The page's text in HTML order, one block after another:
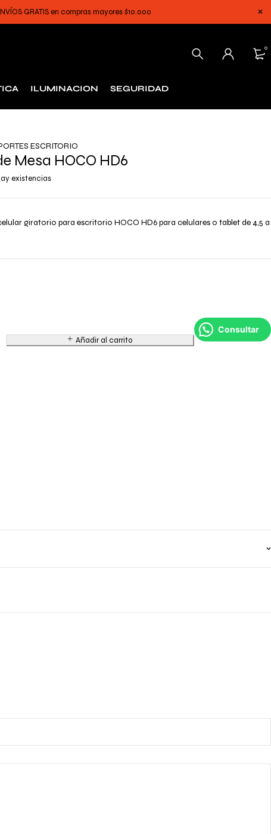
GRATIS en compras mayores $10.000
0
ILUMINACION SEGURIDAD
ESCRITORIO
Mesa HOCO HD6
existencias
giratorio para escritorio HOCO HD6 para celulares o tablet de 4,5 a
Añadir al carrito
Consultar